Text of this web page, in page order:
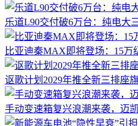
乐道L90交付破6万台：纯电大
比亚迪秦MAX即将登场：15
讴歌计划2029年推全新三排座
手动变速箱复兴浪潮来袭，迈